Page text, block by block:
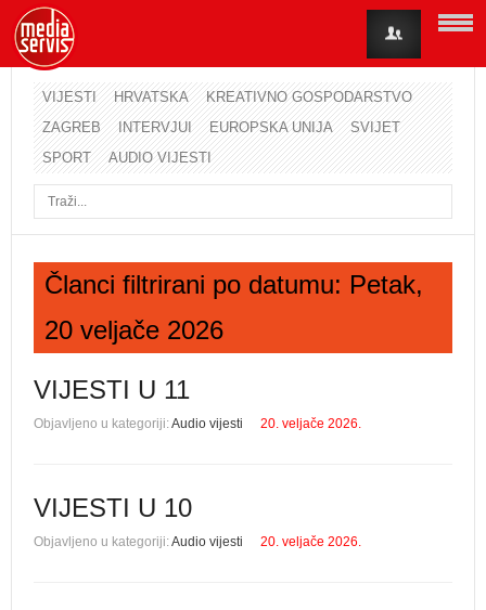
VIJESTI HRVATSKA
KREATIVNO GOSPODARSTVO
ZAGREB
INTERVJUI EUROPSKA UNIJA
SVIJET
SPORT
AUDIO VIJESTI
Članci filtrirani po datumu: Petak,
20 veljače 2026
VIJESTI U 11
Objavljeno u kategoriji:Audio vijesti 20. veljače 2026.
VIJESTI U 10
Objavljeno u kategoriji:Audio vijesti 20. veljače 2026.
Korisničko ime
Lozinka
Zaboravili ste lozinku?